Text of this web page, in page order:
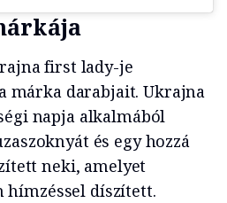
first lady-je
márka darabjait. Ukrajna
napja alkalmából
és egy hozzá
neki, amelyet
hímzéssel díszített.